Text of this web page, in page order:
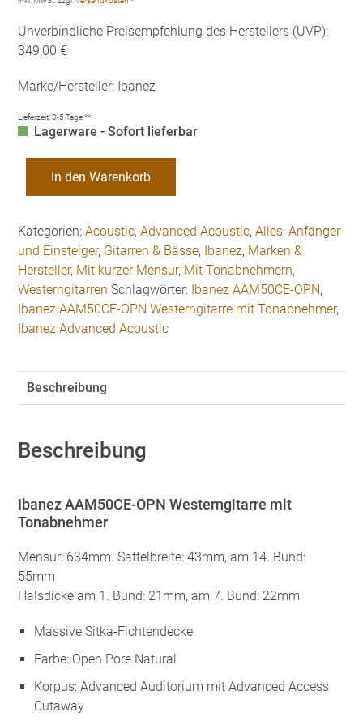
Unverbindliche Preisempfehlung des Herstellers (UVP):
349,00 €
Marke/Hersteller: Ibanez
Lieferzeit:3-5 Tage **
Lagerware - Sofort lieferbar
AAM50CE-
Westerngitarre
mit
Tonabnehmer
Menge
In den Warenkorb
Kategorien:Acoustic,Advanced Acoustic,Alles,Anfänger
und Einsteiger, Gitarren & Bässe, Ibanez, Marken &
Hersteller, Mit kurzer Mensur, Mit Tonabnehmern,
Westerngitarren Schlagwörter: Ibanez AAM50CE-OPN,
Ibanez AAM50CE-OPN Westerngitarre mit Tonabnehmer,
Ibanez Advanced Acoustic
Beschreibung
Beschreibung
Ibanez AAM50CE-OPN Westerngitarre mit
Tonabnehmer
Mensur: 634mm. Sattelbreite: 43mm, am 14. Bund:
55mm
Halsdicke am 1. Bund: 21mm, am 7. Bund: 22mm
Massive Sitka-Fichtendecke
Farbe: Open Pore Natural
Korpus: Advanced Auditorium mit Advanced Access
Cutaway